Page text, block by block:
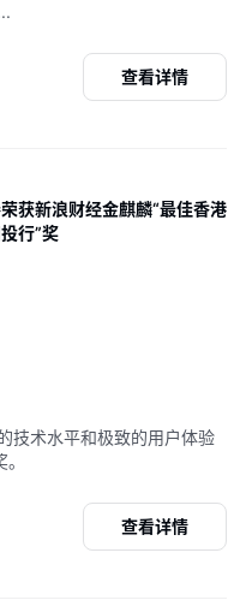
查看详情
获新浪财经金麒麟“最佳香港
行”奖
技术水平和极致的用户体验
查看详情